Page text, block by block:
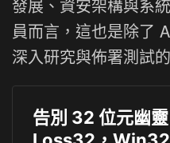
發展、資安架構與系
員而言，這也是除了
深入研究與佈署測試